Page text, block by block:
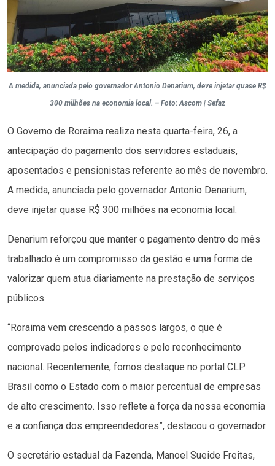
A medida, anunciada pelo governador Antonio Denarium, deve injetar quase R$
300 milhões na economia local. – Foto: Ascom | Sefaz
O Governo de Roraima realiza nesta quarta-feira, 26, a
antecipação do pagamento dos servidores estaduais,
aposentados e pensionistas referente ao mês de novembro.
A medida, anunciada pelo governador Antonio Denarium,
deve injetar quase R$ 300 milhões na economia local.
Denarium reforçou que manter o pagamento dentro do mês
trabalhado é um compromisso da gestão e uma forma de
valorizar quem atua diariamente na prestação de serviços
públicos.
“Roraima vem crescendo a passos largos, o que é
comprovado pelos indicadores e pelo reconhecimento
nacional. Recentemente, fomos destaque no portal CLP
Brasil como o Estado com o maior percentual de empresas
de alto crescimento. Isso reflete a força da nossa economia
e a confiança dos empreendedores”, destacou o governador.
O secretário estadual da Fazenda, Manoel Sueide Freitas,